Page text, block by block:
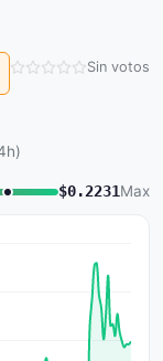
Sin votos
$0.2231Max